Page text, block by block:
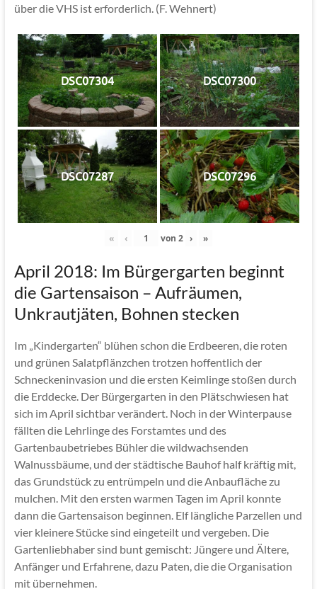
über die VHS ist erforderlich. (F. Wehnert)
DSC07304 DSC07300
DSC07287 DSC07296
« ‹ von 2 › »
April 2018: Im Bürgergarten beginnt
die Gartensaison – Aufräumen,
Unkrautjäten, Bohnen stecken
Im „Kindergarten“ blühen schon die Erdbeeren, die roten
und grünen Salatpflänzchen trotzen hoffentlich der
Schneckeninvasion und die ersten Keimlinge stoßen durch
die Erddecke. Der Bürgergarten in den Plätschwiesen hat
sich im April sichtbar verändert. Noch in der Winterpause
fällten die Lehrlinge des Forstamtes und des
Gartenbaubetriebes Bühler die wildwachsenden
Walnussbäume, und der städtische Bauhof half kräftig mit,
das Grundstück zu entrümpeln und die Anbaufläche zu
mulchen. Mit den ersten warmen Tagen im April konnte
dann die Gartensaison beginnen. Elf längliche Parzellen und
vier kleinere Stücke sind eingeteilt und vergeben. Die
Gartenliebhaber sind bunt gemischt: Jüngere und Ältere,
Anfänger und Erfahrene, dazu Paten, die die Organisation
mit übernehmen.